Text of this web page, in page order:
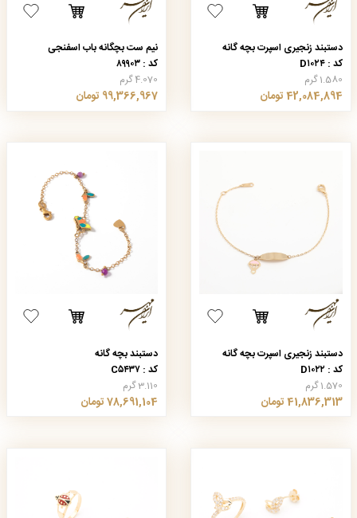
دستبند زنجیری اسپرت بچه گانه
کد : D۱۰۲۴
1.580 گرم
42,084,894 تومان
نیم ست بچگانه باب اسفنجی
کد : ۸۹۹۰۳
4.070 گرم
99,366,967 تومان
دستبند زنجیری اسپرت بچه گانه
کد : D۱۰۲۲
1.570 گرم
41,836,313 تومان
دستبند بچه گانه
کد : C۵۴۳۷
3.110 گرم
78,691,104 تومان